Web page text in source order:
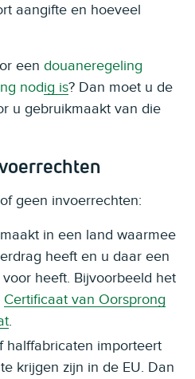
aangifte en hoeveel
een douaneregeling
nodig is? Dan moet u de
u gebruikmaakt van die
geen invoerrechten:
in een land waarmee
heeft en u daar een
heeft. Bijvoorbeeld het
Certificaat van Oorsprong
halffabricaten importeert
krijgen zijn in de EU. Dan